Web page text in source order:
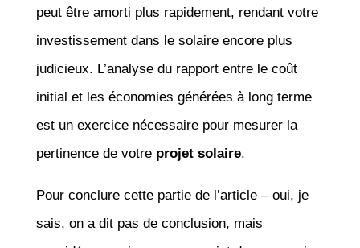
peut être amorti plus rapidement, rendant votre
investissement dans le solaire encore plus
judicieux. L’analyse du rapport entre le coût
initial et les économies générées à long terme
est un exercice nécessaire pour mesurer la
pertinence de votre projet solaire.
Pour conclure cette partie de l’article – oui, je
sais, on a dit pas de conclusion, mais